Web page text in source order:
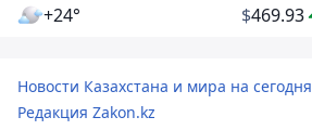
+24° $469.93
Новости Казахстана и мира на сегодня
Редакция Zakon.kz